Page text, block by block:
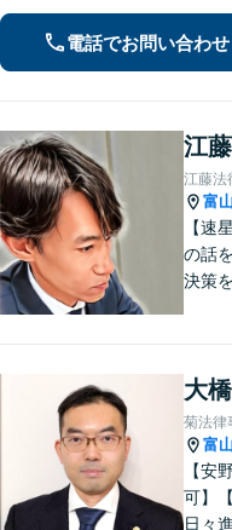
電話でお問い合わせ
江
江藤法
富
【速
の話
決策
ださ
大
菊法律
富
【安
可】
日々